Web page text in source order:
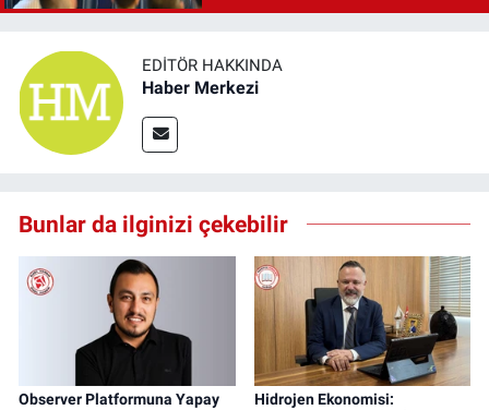
EDITÖR HAKKINDA
Haber Merkezi
Bunlar da ilginizi çekebilir
Observer Platformuna Yapay
Hidrojen Ekonomisi: